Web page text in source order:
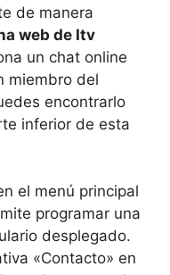
de manera
web de Itv
un chat online
miembro del
encontrarlo
inferior de esta
el menú principal
programar una
desplegado.
«Contacto» en